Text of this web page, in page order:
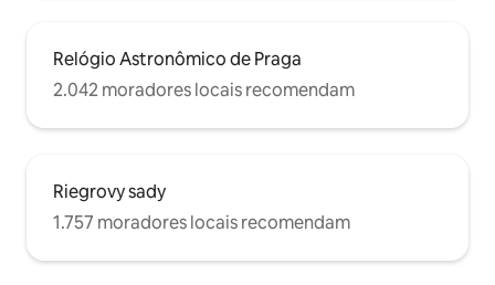
Relógio Astronômico de Praga
2.042 moradores locais recomendam
Riegrovy sady
1.757 moradores locais recomendam